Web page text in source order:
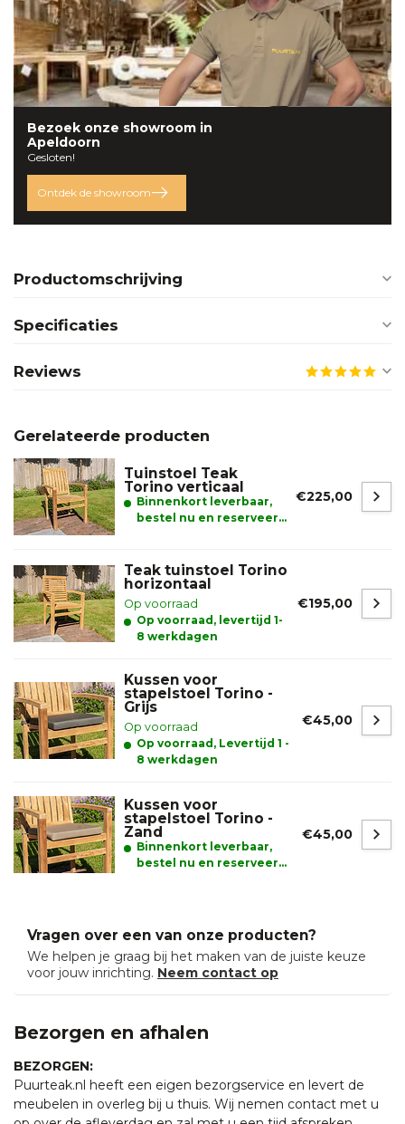
Bezoek onze showroom in
Apeldoorn
Gesloten!
Ontdek de showroom
Productomschrijving
Specificaties
Reviews
Gerelateerde producten
Tuinstoel Teak
Torino verticaal
Binnenkort leverbaar,
bestel nu en reserveer
€225,00
Teak tuinstoel Torino
horizontaal
Op voorraad
Op voorraad, levertijd 1-
8 werkdagen
€195,00
Kussen voor
stapelstoel Torino -
Grijs
Op voorraad
Op voorraad, Levertijd 1 -
8 werkdagen
€45,00
Kussen voor
stapelstoel Torino -
Zand
Binnenkort leverbaar,
bestel nu en reserveer
€45,00
Vragen over een van onze producten?
We helpen je graag bij het maken van de juiste keuze
voor jouw inrichting. Neem contact op
Bezorgen en afhalen
BEZORGEN:
Puurteak.nl heeft een eigen bezorgservice en levert de
meubelen in overleg bij u thuis. Wij nemen contact met u